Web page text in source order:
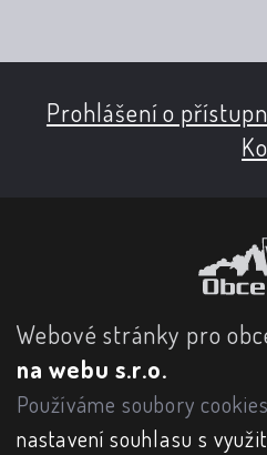
Prohlášení o
Webové stránky pro
na webu s.r.o.
Používáme soubory
nastavení souhlasu s